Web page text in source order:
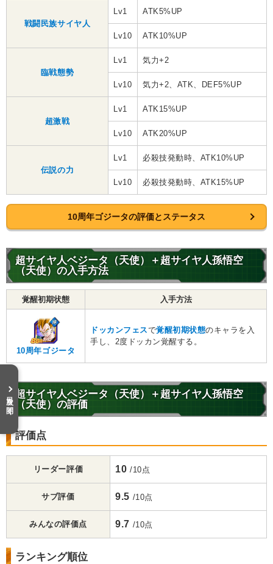
戦闘民族サイヤ人
Lv1 ATK5%UP
Lv10 ATK10%UP
臨戦態勢
Lv1 気力+2
Lv10 気力+2、ATK、DEF5%UP
超激戦
Lv1 ATK15%UP
Lv10 ATK20%UP
伝説の力
Lv1 必殺技発動時、ATK10%UP
Lv10 必殺技発動時、ATK15%UP
10周年ゴジータの評価とステータス
超サイヤ人ベジータ（天使）＋超サイヤ人孫悟空
（天使）の入手方法
覚醒初期状態 入手方法
10周年ゴジータ
ドッカンフェスで覚醒初期状態のキャラを入
手し、2度ドッカン覚醒する。
超サイヤ人ベジータ（天使）＋超サイヤ人孫悟空
（天使）の評価
評価点
リーダー評価 10 /10点
サブ評価 9.5 /10点
みんなの評価点 9.7 /10点
ランキング順位
目次を開く